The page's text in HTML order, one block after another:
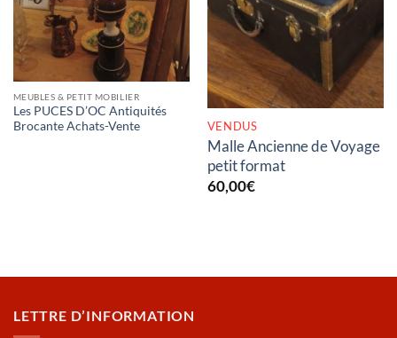
MEUBLES & PETIT MOBILIER
Les PUCES D’OC Antiquités
Brocante Achats-Vente
RUPTURE DE STOCK
VENDUS
Malle Ancienne de Voyage
petit format
60,00€
LETTRE D’INFORMATION